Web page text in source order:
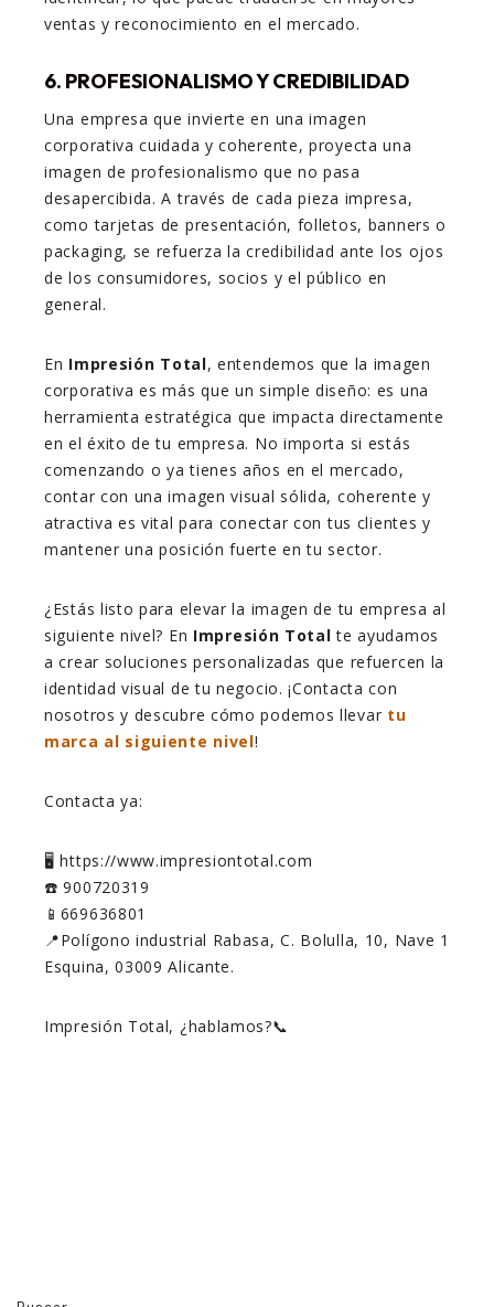
ventas y reconocimiento en el mercado.
6. PROFESIONALISMO Y CREDIBILIDAD
Una empresa que invierte en una imagen
corporativa cuidada y coherente, proyecta una
imagen de profesionalismo que no pasa
desapercibida. A través de cada pieza impresa,
como tarjetas de presentación, folletos, banners o
packaging, se refuerza la credibilidad ante los ojos
de los consumidores, socios y el público en
general.
En Impresión Total, entendemos que la imagen
corporativa es más que un simple diseño: es una
herramienta estratégica que impacta directamente
en el éxito de tu empresa. No importa si estás
comenzando o ya tienes años en el mercado,
contar con una imagen visual sólida, coherente y
atractiva es vital para conectar con tus clientes y
mantener una posición fuerte en tu sector.
¿Estás listo para elevar la imagen de tu empresa al
siguiente nivel? En Impresión Total te ayudamos
a crear soluciones personalizadas que refuercen la
identidad visual de tu negocio. ¡Contacta con
nosotros y descubre cómo podemos llevar tu
marca al siguiente nivel!
Contacta ya:
🖥️ https://www.impresiontotal.com
☎️ 900720319
📱669636801
📍Polígono industrial Rabasa, C. Bolulla, 10, Nave 1
Esquina, 03009 Alicante.
Impresión Total, ¿hablamos?📞